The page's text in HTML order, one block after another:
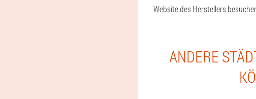
Website des Herstellers
ANDERE